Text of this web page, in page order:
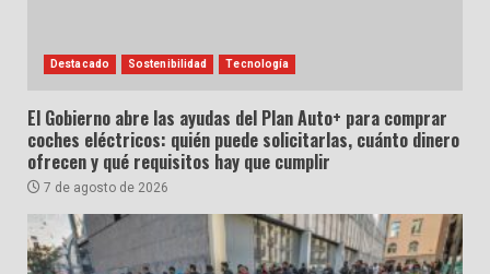
Destacado Sostenibilidad Tecnología
El Gobierno abre las ayudas del Plan Auto+ para comprar
coches eléctricos: quién puede solicitarlas, cuánto dinero
ofrecen y qué requisitos hay que cumplir
7 de agosto de 2026